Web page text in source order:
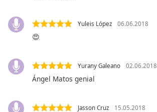
Fullscreen
This
modal
Beginning
Yuleis López 06.06.2018
😍
Yurany Galeano 02.06.2018
Ángel Matos genial
Jasson Cruz 15.05.2018